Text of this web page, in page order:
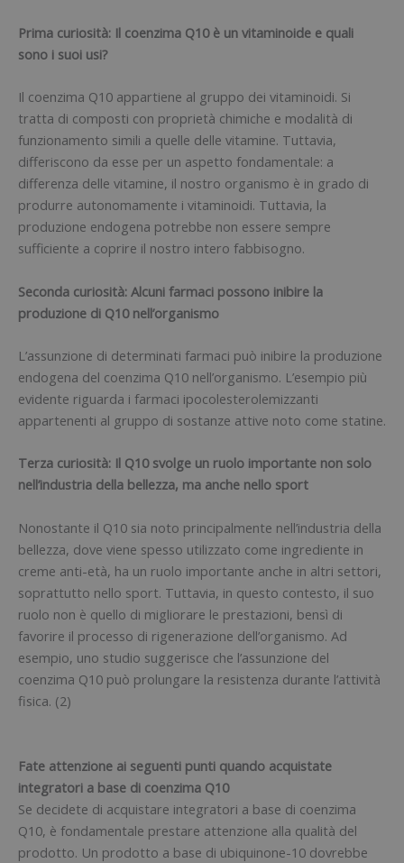
Prima curiosità: Il coenzima Q10 è un vitaminoide e quali
sono i suoi usi?
Il coenzima Q10 appartiene al gruppo dei vitaminoidi. Si
tratta di composti con proprietà chimiche e modalità di
funzionamento simili a quelle delle vitamine. Tuttavia,
differiscono da esse per un aspetto fondamentale: a
differenza delle vitamine, il nostro organismo è in grado di
produrre autonomamente i vitaminoidi. Tuttavia, la
produzione endogena potrebbe non essere sempre
sufficiente a coprire il nostro intero fabbisogno.
Seconda curiosità: Alcuni farmaci possono inibire la
produzione di Q10 nell’organismo
L’assunzione di determinati farmaci può inibire la produzione
endogena del coenzima Q10 nell’organismo. L’esempio più
evidente riguarda i farmaci ipocolesterolemizzanti
appartenenti al gruppo di sostanze attive noto come statine.
Terza curiosità: Il Q10 svolge un ruolo importante non solo
nell’industria della bellezza, ma anche nello sport
Nonostante il Q10 sia noto principalmente nell’industria della
bellezza, dove viene spesso utilizzato come ingrediente in
creme anti-età, ha un ruolo importante anche in altri settori,
soprattutto nello sport. Tuttavia, in questo contesto, il suo
ruolo non è quello di migliorare le prestazioni, bensì di
favorire il processo di rigenerazione dell’organismo. Ad
esempio, uno studio suggerisce che l’assunzione del
coenzima Q10 può prolungare la resistenza durante l’attività
fisica. (2)
Fate attenzione ai seguenti punti quando acquistate
integratori a base di coenzima Q10
Se decidete di acquistare integratori a base di coenzima
Q10, è fondamentale prestare attenzione alla qualità del
prodotto. Un prodotto a base di ubiquinone-10 dovrebbe